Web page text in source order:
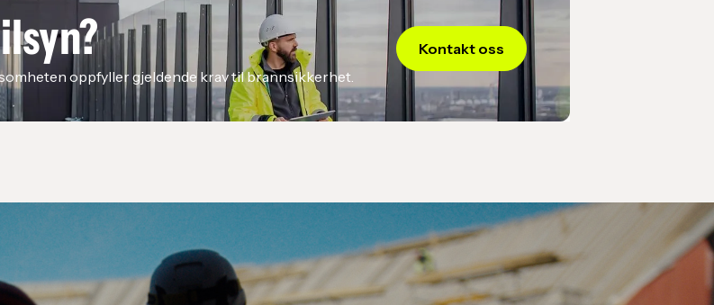
oppfyller gjeldende krav til brannsikkerhet.
Kontakt oss